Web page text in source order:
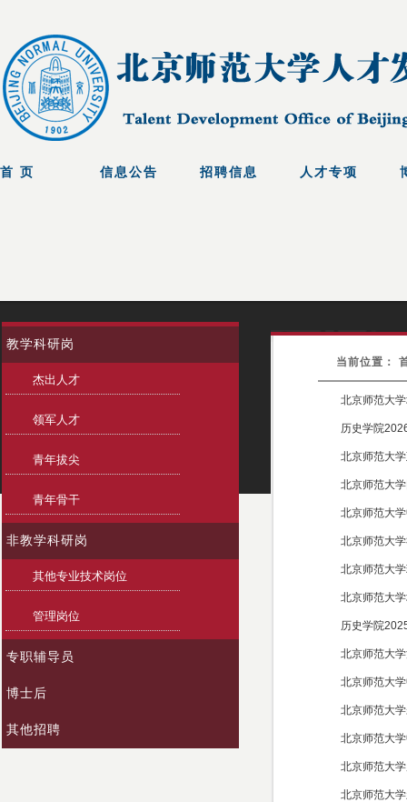
教学科研岗
杰出人才
领军人才
青年拔尖
青年骨干
非教学科研岗
其他专业技术岗位
管理岗位
专职辅导员
博士后
其他招聘
当前位置：
北京师范大
历史学院
北京师范大
北京师范大
北京师范大
北京师范大
北京师范大
北京师范大
历史学院
北京师范大
北京师范大
北京师范大
北京师范大
北京师范大
北京师范大